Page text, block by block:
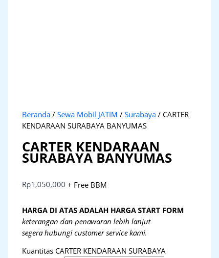
Beranda /Sewa Mobil JATIM /Surabaya / CARTER
KENDARAAN SURABAYA BANYUMAS
CARTER KENDARAAN
SURABAYA BANYUMAS
Rp1,050,000 + Free BBM
HARGA DI ATAS ADALAH HARGA START FORM
keterangan dan penawaran lebih lanjut
segera hubungi customer service kami.
Kuantitas CARTER KENDARAAN SURABAYA